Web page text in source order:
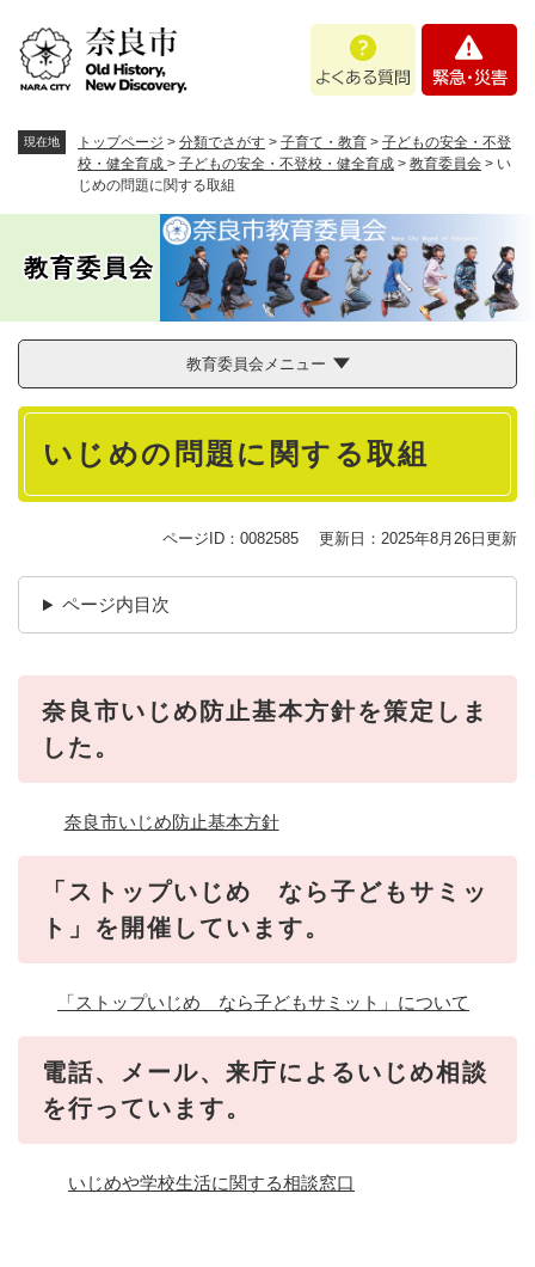
。
あ
問
・
現在地 トップページ > 分類でさがす > 子育て・教育 > 子どもの安全・不登
校・健全育成 > 子どもの安全・不登校・健全育成 > 教育委員会 > い
じめの問題に関する取組
教育委員会
教育委員会メニュー
本
いじめの問題に関する取組
ページID：0082585 更新日：2025年8月26日更新
ページ内目次
奈良市いじめ防止基本方針を策定しま
した。
奈良市いじめ防止基本方針
「ストップいじめ なら子どもサミッ
ト」を開催しています。
「ストップいじめ なら子どもサミット」について
電話、メール、来庁によるいじめ相談
を行っています。
いじめや学校生活に関する相談窓口